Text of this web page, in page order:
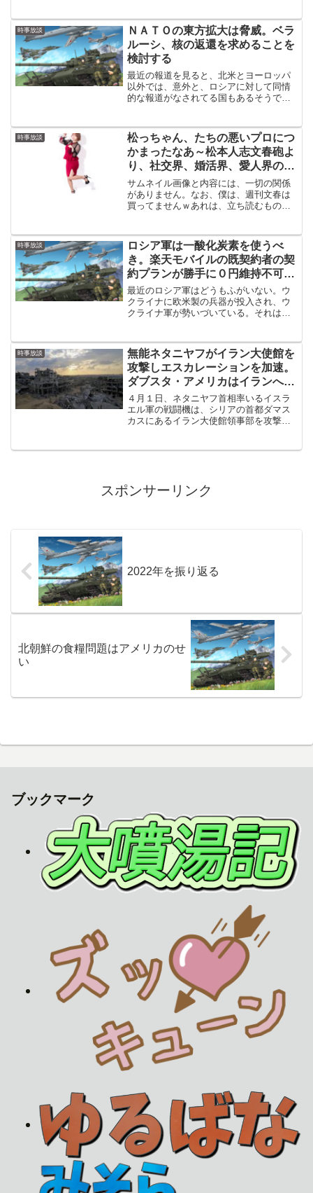
グネルは、戦場で活躍するのは良いので
すが、ロシア国防省とは直...
時事放談
ＮＡＴＯの東方拡大は脅威。ベラ
ルーシ、核の返還を求めることを
検討する
最近の報道を見ると、北米とヨーロッパ
以外では、意外と、ロシアに対して同情
的な報道がなされてる国もあるそうで
的な報道がなされてる国がある、と言う
ことです。昔は西側諸国と共...
時事放談
松っちゃん、たちの悪いプロにつ
かまったなあ～松本人志文春砲よ
り、社交界、婚活界、愛人界の存
在を妄想する～
サムネイル画像と内容には、一切の関係
がありません。なお、僕は、週刊文春は
買ってませんｗあれは、立ち読むもので
の記事は、完全な妄想により書かれてい
ることをご了承ください。...
時事放談
ロシア軍は一酸化炭素を使うべ
き。楽天モバイルの既契約者の契
約プランが勝手に０円維持不可の
契約プランに変更される件
最近のロシア軍はどうもふがいない。ウ
クライナに欧米製の兵器が投入され、ウ
クライナ軍が勢いづいている。それは良
軍本部にミサイルの１つも撃ち込んでい
ないようだし、やる気があ...
時事放談
無能ネタニヤフがイラン大使館を
攻撃しエスカレーションを加速。
ダブスタ・アメリカはイランへの
制裁を検討。ウクライナではロシ
ア軍の前進が続く
４月１日、ネタニヤフ首相率いるイスラ
エル軍の戦闘機は、シリアの首都ダマス
カスにあるイラン大使館領事部を攻撃。
７人が死亡したと発表しました。シリア
スポンサーリンク
2022年を振り返る
北朝鮮の食糧問題はアメリカのせ
い
ブックマーク